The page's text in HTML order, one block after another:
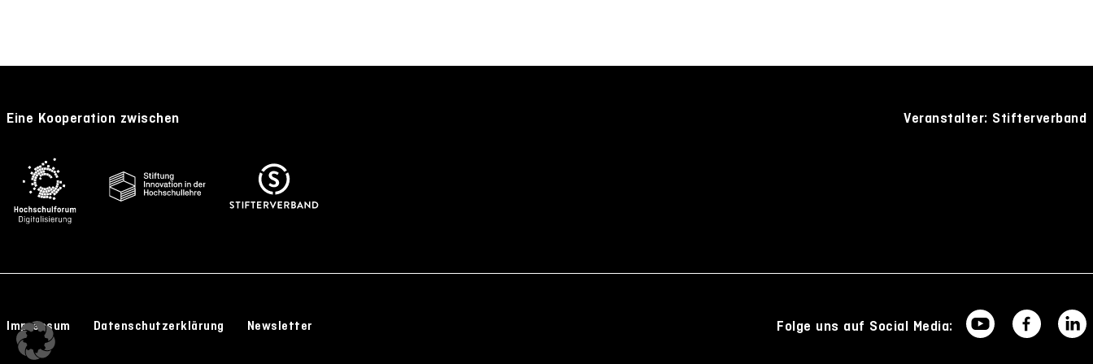
Eine Kooperation zwischen Veranstalter: Stifterverband
Impressum Datenschutzerklärung Newsletter Folge uns auf Social Media: